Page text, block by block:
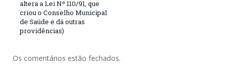
altera a Lei Nº 110/91, que
criou o Conselho Municipal
de Saúde e dá outras
providências)
Os comentários estão fechados.